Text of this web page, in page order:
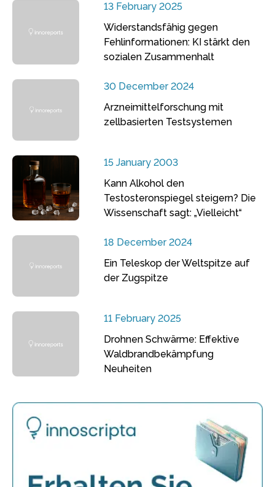
13 February 2025
Widerstandsfähig gegen
Fehlinformationen: KI stärkt den
sozialen Zusammenhalt
30 December 2024
Arzneimittelforschung mit
zellbasierten Testsystemen
15 January 2003
Kann Alkohol den
Testosteronspiegel steigern? Die
Wissenschaft sagt: „Vielleicht“
18 December 2024
Ein Teleskop der Weltspitze auf
der Zugspitze
11 February 2025
Drohnen Schwärme: Effektive
Waldbrandbekämpfung
Neuheiten